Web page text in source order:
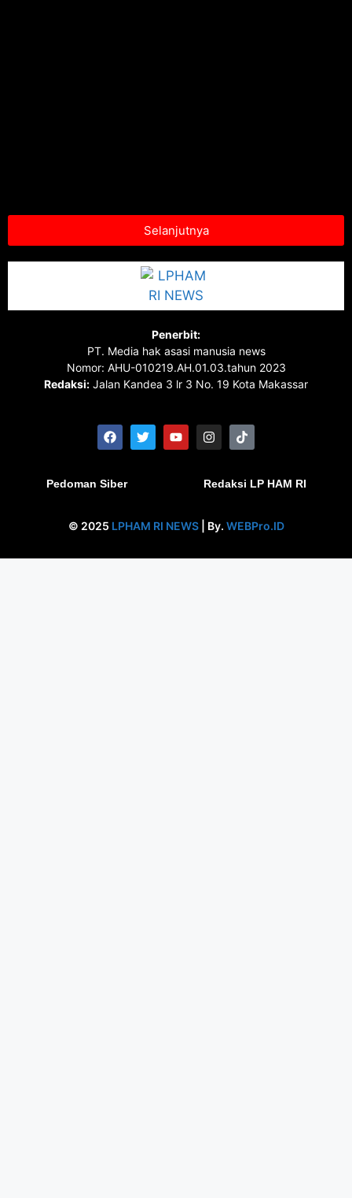
Selanjutnya
Penerbit:
PT. Media hak asasi manusia news
Nomor: AHU-010219.AH.01.03.tahun 2023
Redaksi: Jalan Kandea 3 lr 3 No. 19 Kota Makassar
Pedoman Siber Redaksi LP HAM RI
© 2025 LPHAM RI NEWS| By. WEBPro.ID